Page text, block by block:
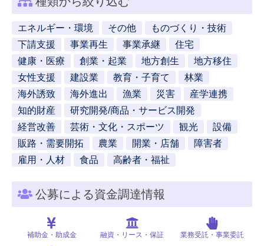
エネルギー・環境 その他
ものづくり・技術
下請支援
事業再生 事業承継
住宅
健康・医療
創業・起業 地方創生
地方移住
女性支援
建設業 教育・子育て
林業
海外誘致
海外進出 漁業 災害
産学連携
知的財産
研究開発/商品・サービス開発
経営改善
芸術・文化・スポーツ 観光
設備
販路・需要開拓
農業 開業・店舗
障害者
雇用・人材
食品 高齢者・福祉
公募による資金調達情報
補助金・助成金 融資・リース・保証 業務受託・事業委託